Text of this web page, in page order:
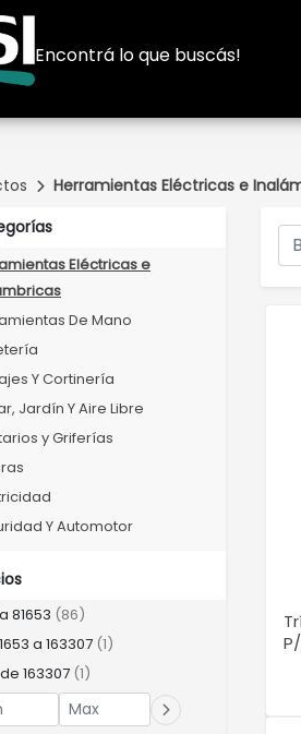
Encontrá lo que buscás!
Herramientas Eléctricas e
Eléctricas e
De Mano
Y Cortinería
Jardín Y Aire Libre
y Griferías
Y Automotor
81653 (86)
a 163307 (1)
163307 (1)